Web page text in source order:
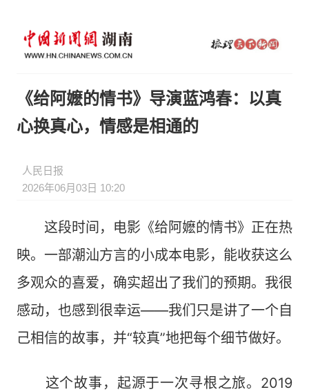
《给阿嬷的情书》导演蓝鸿春：以真
心换真心，情感是相通的
人民日报
2026年06月03日 10:20
这段时间，电影《给阿嬷的情书》正在热
映。一部潮汕方言的小成本电影，能收获这么
多观众的喜爱，确实超出了我们的预期。我很
感动，也感到很幸运——我们只是讲了一个自
己相信的故事，并“较真”地把每个细节做好。
这个故事，起源于一次寻根之旅。2019